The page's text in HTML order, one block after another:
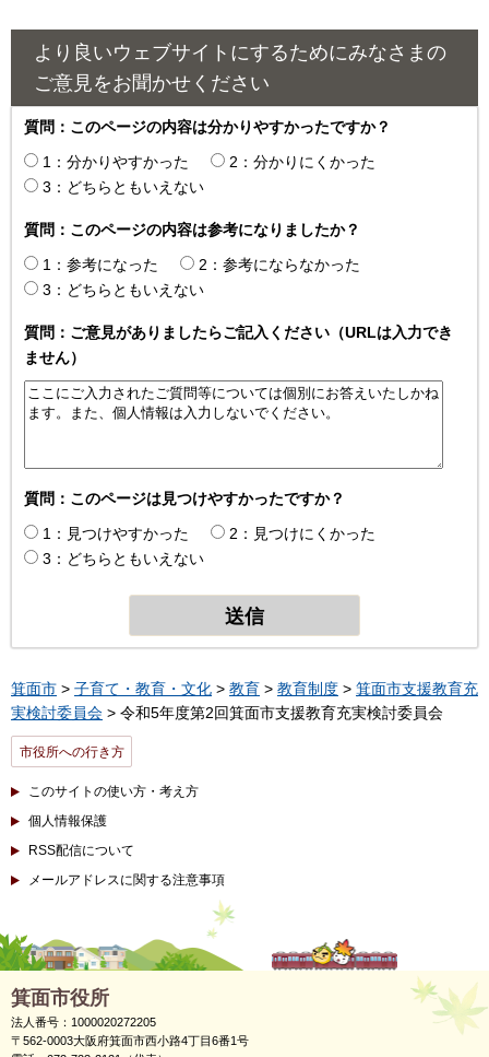
より良いウェブサイトにするためにみなさまの
ご意見をお聞かせください
質問：このページの内容は分かりやすかったですか？
1：分かりやすかった
2：分かりにくかった
3：どちらともいえない
質問：このページの内容は参考になりましたか？
1：参考になった
2：参考にならなかった
3：どちらともいえない
質問：ご意見がありましたらご記入ください（URLは入力でき
ません）
質問：このページは見つけやすかったですか？
1：見つけやすかった
2：見つけにくかった
3：どちらともいえない
箕面市 > 子育て・教育・文化 > 教育 > 教育制度 > 箕面市支援教育充
実検討委員会 > 令和5年度第2回箕面市支援教育充実検討委員会
市役所への行き方
このサイトの使い方・考え方
個人情報保護
RSS配信について
メールアドレスに関する注意事項
箕面市役所
法人番号：1000020272205
〒562-0003大阪府箕面市西小路4丁目6番1号